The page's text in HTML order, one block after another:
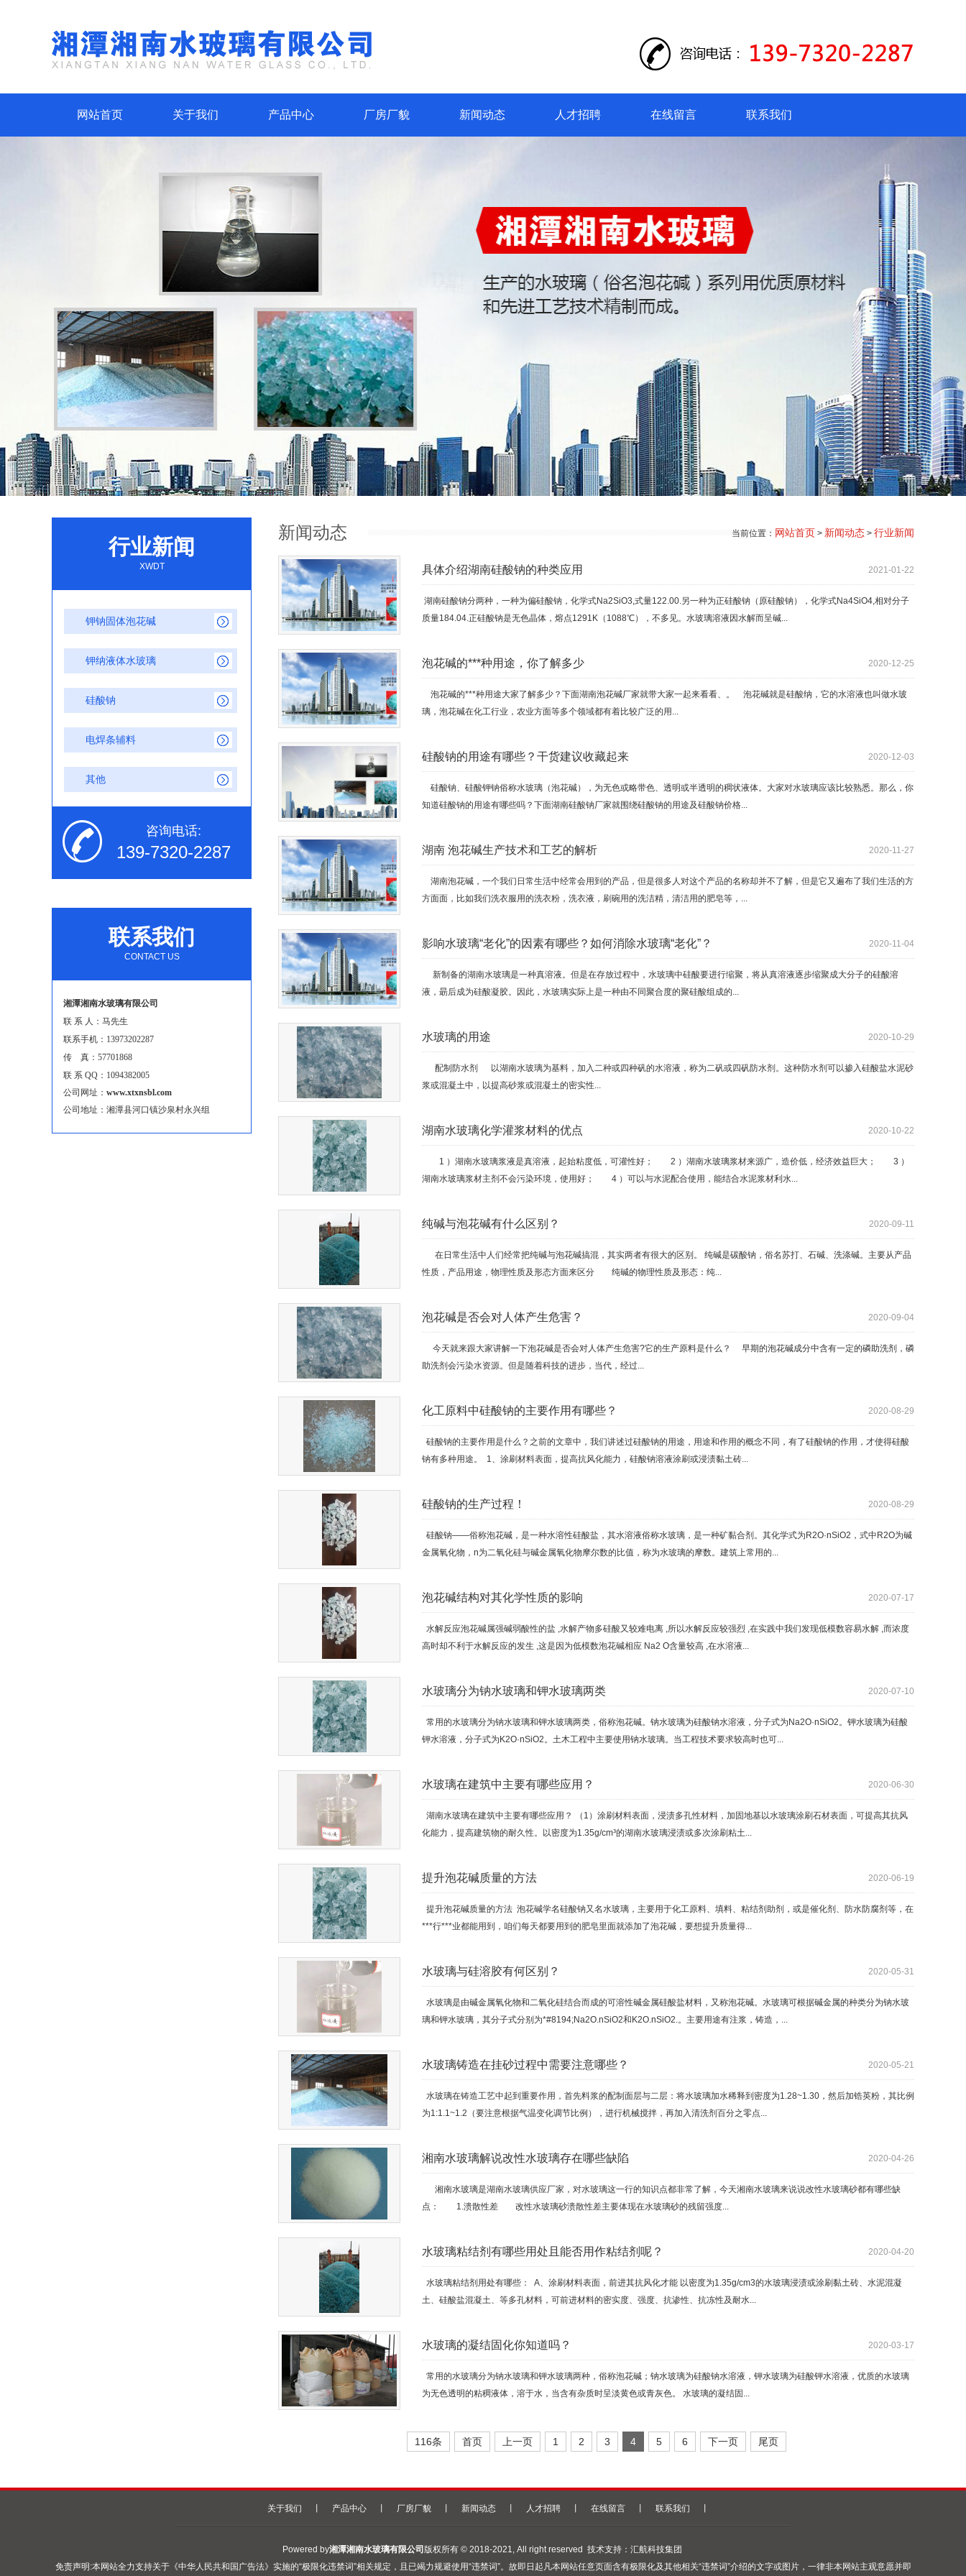
网站首页 关于我们 产品中心 厂房厂貌 新闻动态 人才招聘 在线留言 联系我们
当前位置： 网站首页 > 新闻动态 > 行业新闻
新闻动态
2021-01-22
具体介绍湖南硅酸钠的种类应用
湖南硅酸钠分两种，一种为偏硅酸钠，化学式Na2SiO3,式量122.00.另一种为正硅酸钠（原硅酸钠），化学式Na4SiO4,相对分子
质量184.04.正硅酸钠是无色晶体，熔点1291K（1088℃），不多见。水玻璃溶液因水解而呈碱...
2020-12-25
泡花碱的***种用途，你了解多少
泡花碱的***种用途大家了解多少？下面湖南泡花碱厂家就带大家一起来看看、。 泡花碱就是硅酸纳，它的水溶液也叫做水玻
璃，泡花碱在化工行业，农业方面等多个领域都有着比较广泛的用...
2020-12-03
硅酸钠的用途有哪些？干货建议收藏起来
硅酸钠、硅酸钾钠俗称水玻璃（泡花碱），为无色或略带色、透明或半透明的稠状液体。大家对水玻璃应该比较熟悉。那么，你
知道硅酸钠的用途有哪些吗？下面湖南硅酸钠厂家就围绕硅酸钠的用途及硅酸钠价格...
2020-11-27
湖南 泡花碱生产技术和工艺的解析
湖南泡花碱，一个我们日常生活中经常会用到的产品，但是很多人对这个产品的名称却并不了解，但是它又遍布了我们生活的方
方面面，比如我们洗衣服用的洗衣粉，洗衣液，刷碗用的洗洁精，清洁用的肥皂等，...
2020-11-04
影响水玻璃“老化”的因素有哪些？如何消除水玻璃“老化”？
新制备的湖南水玻璃是一种真溶液。但是在存放过程中，水玻璃中硅酸要进行缩聚，将从真溶液逐步缩聚成大分子的硅酸溶
液，朂后成为硅酸凝胶。因此，水玻璃实际上是一种由不同聚合度的聚硅酸组成的...
2020-10-29
水玻璃的用途
配制防水剂 以湖南水玻璃为基料，加入二种或四种矾的水溶液，称为二矾或四矾防水剂。这种防水剂可以掺入硅酸盐水泥砂
浆或混凝土中，以提高砂浆或混凝土的密实性...
2020-10-22
湖南水玻璃化学灌浆材料的优点
1 ）湖南水玻璃浆液是真溶液，起始粘度低，可灌性好； 2 ）湖南水玻璃浆材来源广，造价低，经济效益巨大； 3 ）
湖南水玻璃浆材主剂不会污染环境，使用好； 4 ）可以与水泥配合使用，能结合水泥浆材利水...
2020-09-11
纯碱与泡花碱有什么区别？
在日常生活中人们经常把纯碱与泡花碱搞混，其实两者有很大的区别。 纯碱是碳酸钠，俗名苏打、石碱、洗涤碱。主要从产品
性质，产品用途，物理性质及形态方面来区分 纯碱的物理性质及形态：纯...
2020-09-04
泡花碱是否会对人体产生危害？
今天就来跟大家讲解一下泡花碱是否会对人体产生危害?它的生产原料是什么？ 早期的泡花碱成分中含有一定的磷助洗剂，磷
助洗剂会污染水资源。但是随着科技的进步，当代，经过...
2020-08-29
化工原料中硅酸钠的主要作用有哪些？
硅酸钠的主要作用是什么？之前的文章中，我们讲述过硅酸钠的用途，用途和作用的概念不同，有了硅酸钠的作用，才使得硅酸
钠有多种用途。 1、涂刷材料表面，提高抗风化能力，硅酸钠溶液涂刷或浸渍黏土砖...
2020-08-29
硅酸钠的生产过程！
硅酸钠——俗称泡花碱，是一种水溶性硅酸盐，其水溶液俗称水玻璃，是一种矿黏合剂。其化学式为R2O·nSiO2，式中R2O为碱
金属氧化物，n为二氧化硅与碱金属氧化物摩尔数的比值，称为水玻璃的摩数。建筑上常用的...
2020-07-17
泡花碱结构对其化学性质的影响
水解反应泡花碱属强碱弱酸性的盐 ,水解产物多硅酸又较难电离 ,所以水解反应较强烈 ,在实践中我们发现低模数容易水解 ,而浓度
高时却不利于水解反应的发生 ,这是因为低模数泡花碱相应 Na2 O含量较高 ,在水溶液...
2020-07-10
水玻璃​分为钠水玻璃和钾水玻璃两类
常用的水玻璃分为钠水玻璃和钾水玻璃两类，俗称泡花碱。钠水玻璃为硅酸钠水溶液，分子式为Na2O·nSiO2。钾水玻璃为硅酸
钾水溶液，分子式为K2O·nSiO2。土木工程中主要使用钠水玻璃。当工程技术要求较高时也可...
2020-06-30
水玻璃在建筑中主要有哪些应用？
湖南水玻璃在建筑中主要有哪些应用？ （1）涂刷材料表面，浸渍多孔性材料，加固地基以水玻璃涂刷石材表面，可提高其抗风
化能力，提高建筑物的耐久性。以密度为1.35g/cm³的湖南水玻璃浸渍或多次涂刷粘土...
2020-06-19
提升泡花碱质量的方法
提升泡花碱质量的方法 泡花碱学名硅酸钠又名水玻璃，主要用于化工原料、填料、粘结剂助剂，或是催化剂、防水防腐剂等，在
***行***业都能用到，咱们每天都要用到的肥皂里面就添加了泡花碱，要想提升质量得...
2020-05-31
水玻璃与硅溶胶有何区别？
水玻璃是由碱金属氧化物和二氧化硅结合而成的可溶性碱金属硅酸盐材料，又称泡花碱。水玻璃可根据碱金属的种类分为钠水玻
璃和钾水玻璃，其分子式分别为*#8194;Na2O.nSiO2和K2O.nSiO2.。主要用途有注浆，铸造，...
2020-05-21
水玻璃铸造在挂砂过程中需要注意哪些？
水玻璃在铸造工艺中起到重要作用，首先料浆的配制面层与二层：将水玻璃加水稀释到密度为1.28~1.30，然后加锆英粉，其比例
为1:1.1~1.2（要注意根据气温变化调节比例），进行机械搅拌，再加入清洗剂百分之零点...
2020-04-26
湘南水玻璃解说改性水玻璃存在哪些缺陷
湘南水玻璃是湖南水玻璃供应厂家，对水玻璃这一行的知识点都非常了解，今天湘南水玻璃来说说改性水玻璃砂都有哪些缺
点： 1.溃散性差 改性水玻璃砂溃散性差主要体现在水玻璃砂的残留强度...
2020-04-20
水玻璃粘结剂有哪些用处且能否用作粘结剂呢？
水玻璃粘结剂用处有哪些： A、涂刷材料表面，前进其抗风化才能 以密度为1.35g/cm3的水玻璃浸渍或涂刷黏土砖、水泥混凝
土、硅酸盐混凝土、等多孔材料，可前进材料的密实度、强度、抗渗性、抗冻性及耐水...
2020-03-17
水玻璃的凝结固化你知道吗？
常用的水玻璃分为钠水玻璃和钾水玻璃两种，俗称泡花碱；钠水玻璃为硅酸钠水溶液，钾水玻璃为硅酸钾水溶液，优质的水玻璃
为无色透明的粘稠液体，溶于水，当含有杂质时呈淡黄色或青灰色。 水玻璃的凝结固...
116条 首页 上一页 1 2 3 4 5 6 下一页 尾页
行业新闻
XWDT
钾钠固体泡花碱
钾纳液体水玻璃
硅酸钠
电焊条辅料
其他
咨询电话:
139-7320-2287
联系我们
CONTACT US
湘潭湘南水玻璃有限公司
联 系 人：马先生
联系手机：13973202287
传 真：57701868
联 系 QQ：1094382005
公司网址： www.xtxnsbl.com
公司地址：湘潭县河口镇沙泉村永兴组
关于我们 产品中心 厂房厂貌 新闻动态 人才招聘 在线留言 联系我们
Powered by湘潭湘南水玻璃有限公司 版权所有 © 2018-2021, All right reserved 技术支持：汇航科技集团
免责声明:本网站全力支持关于《中华人民共和国广告法》实施的“极限化违禁词”相关规定，且已竭力规避使用“违禁词”。故即日起凡本网站任意页面含有极限化及其他相关“违禁词”介绍的文字或图片，一律非本网站主观意愿并即